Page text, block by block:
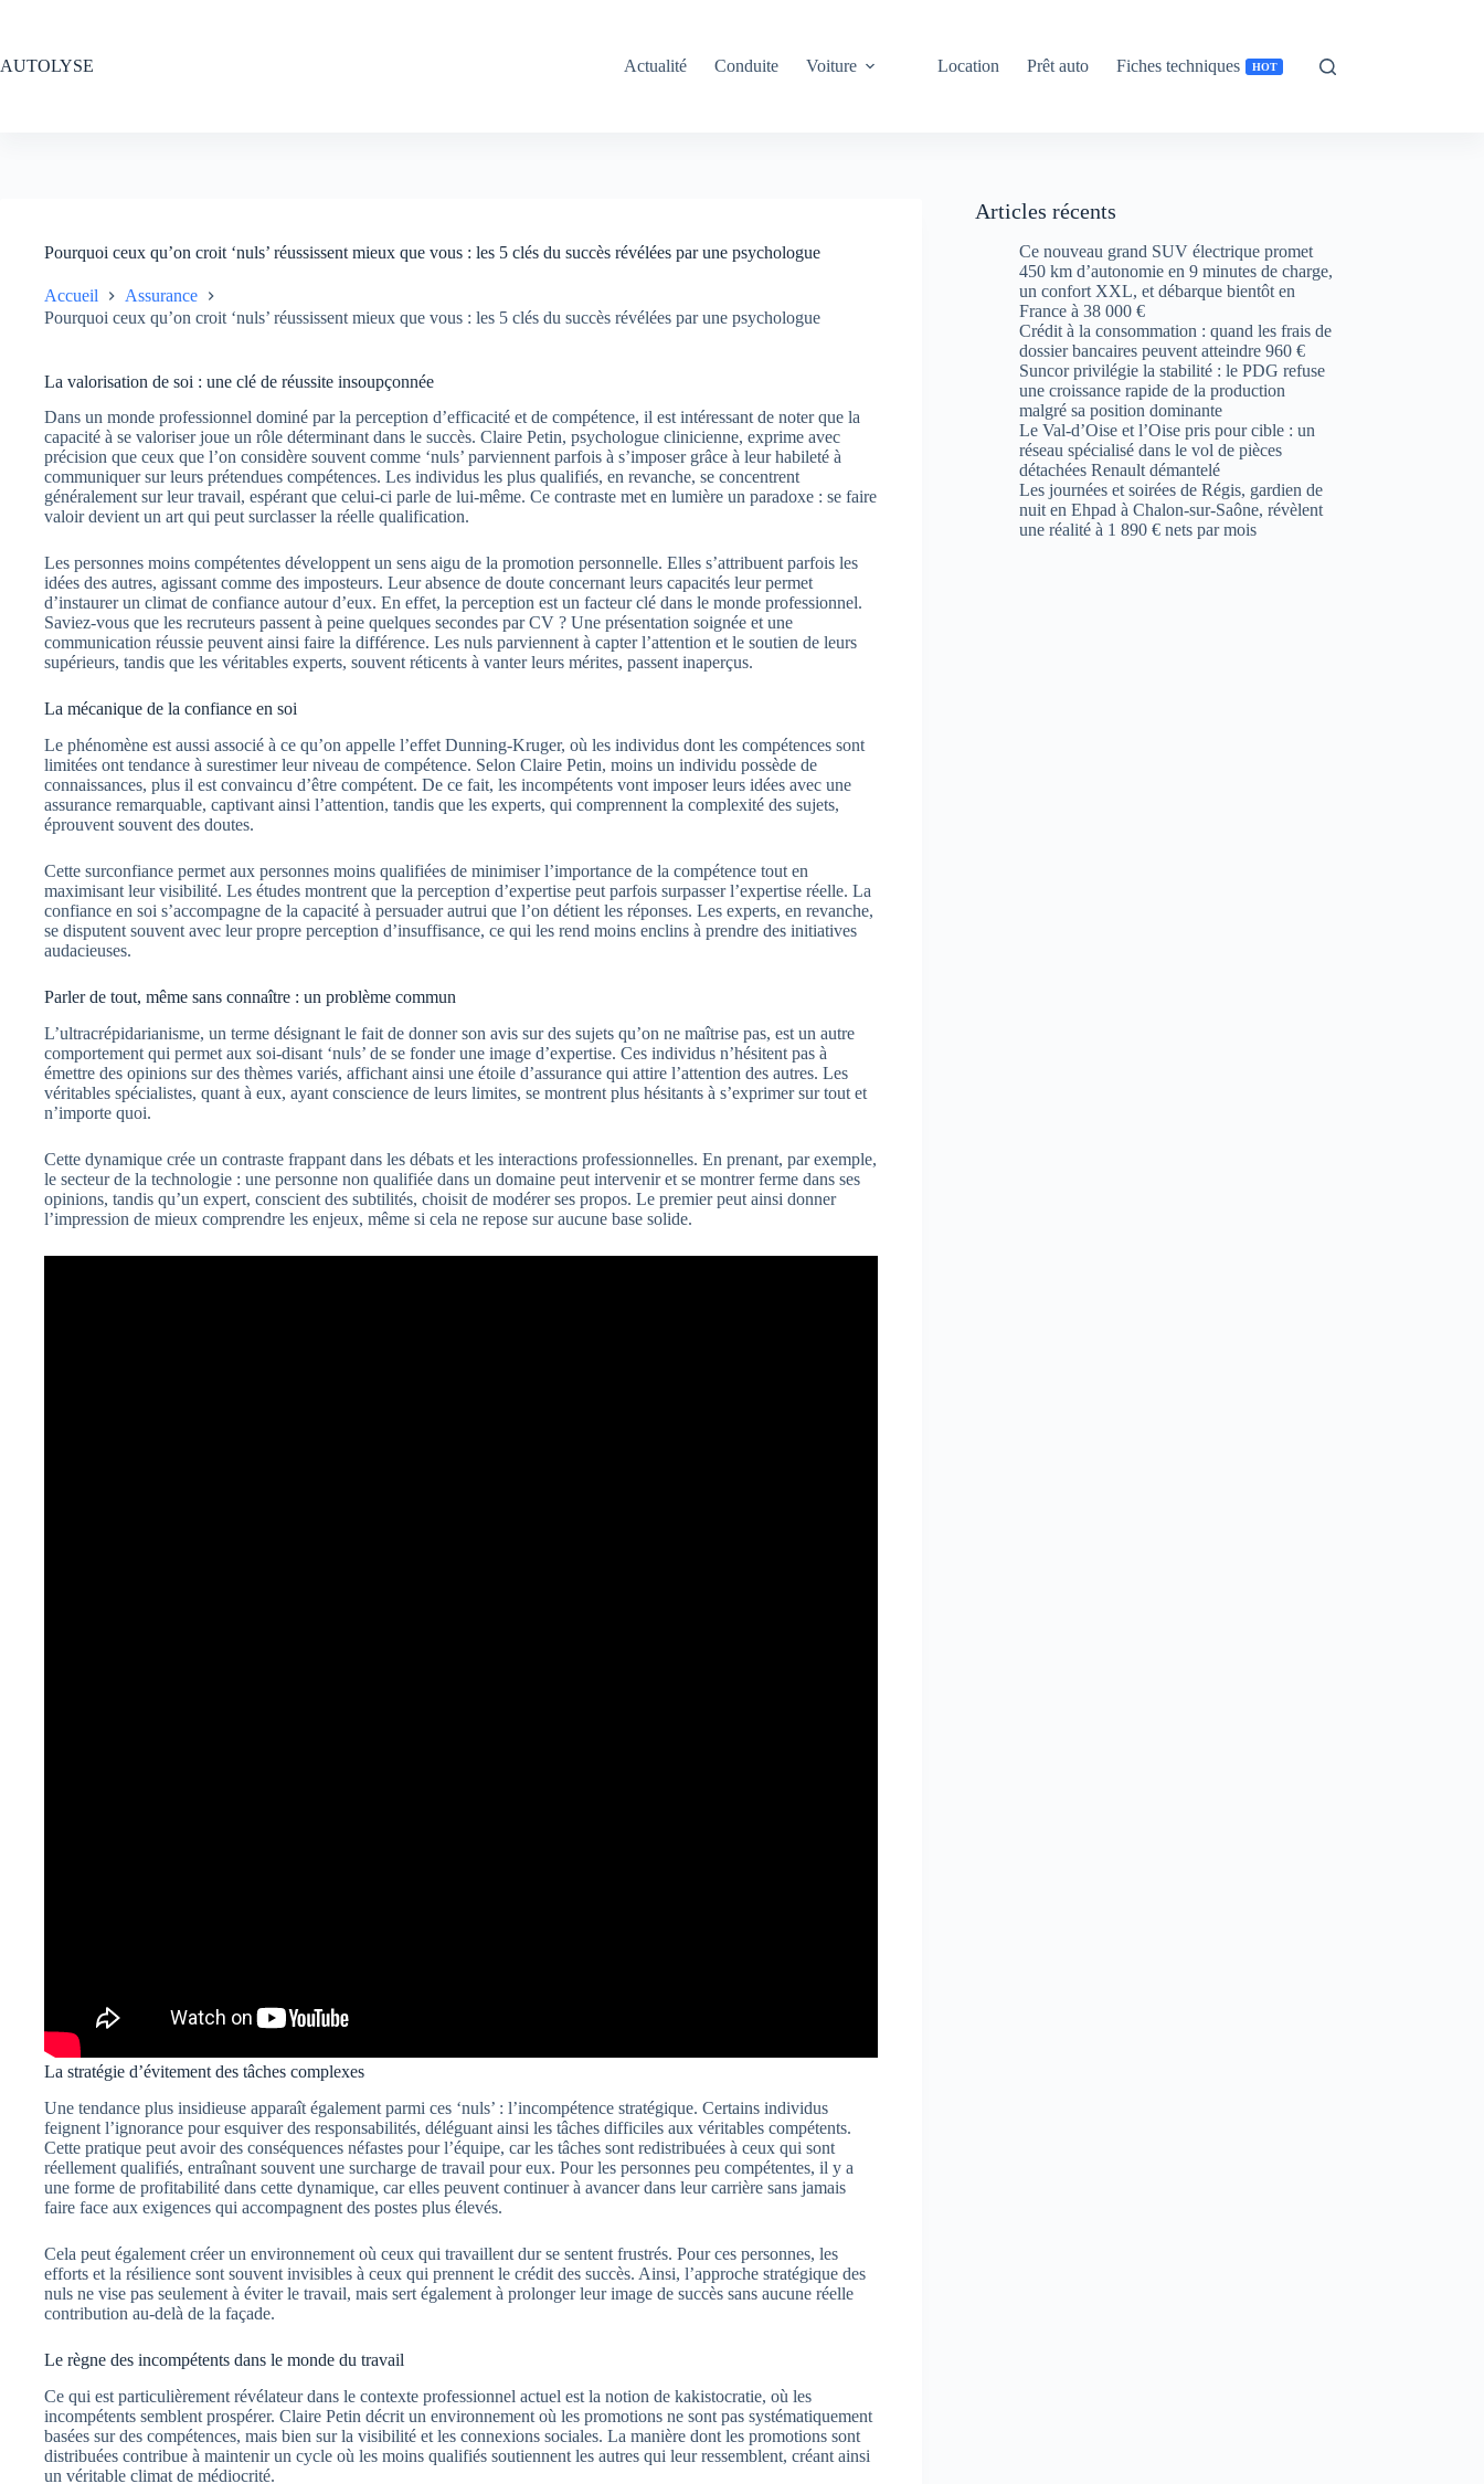
AUTOLYSE
Actualité Conduite Voiture Location Prêt auto Fiches techniques HOT
Pourquoi ceux qu’on croit ‘nuls’ réussissent mieux que vous : les 5 clés du succès révélées par une psychologue
Accueil
Assurance
Pourquoi ceux qu’on croit ‘nuls’ réussissent mieux que vous : les 5 clés du succès révélées par une psychologue
La valorisation de soi : une clé de réussite insoupçonnée
Dans un monde professionnel dominé par la perception d’efficacité et de compétence, il est intéressant de noter que la
capacité à se valoriser joue un rôle déterminant dans le succès. Claire Petin, psychologue clinicienne, exprime avec
précision que ceux que l’on considère souvent comme ‘nuls’ parviennent parfois à s’imposer grâce à leur habileté à
communiquer sur leurs prétendues compétences. Les individus les plus qualifiés, en revanche, se concentrent
généralement sur leur travail, espérant que celui-ci parle de lui-même. Ce contraste met en lumière un paradoxe : se faire
valoir devient un art qui peut surclasser la réelle qualification.
Les personnes moins compétentes développent un sens aigu de la promotion personnelle. Elles s’attribuent parfois les
idées des autres, agissant comme des imposteurs. Leur absence de doute concernant leurs capacités leur permet
d’instaurer un climat de confiance autour d’eux. En effet, la perception est un facteur clé dans le monde professionnel.
Saviez-vous que les recruteurs passent à peine quelques secondes par CV ? Une présentation soignée et une
communication réussie peuvent ainsi faire la différence. Les nuls parviennent à capter l’attention et le soutien de leurs
supérieurs, tandis que les véritables experts, souvent réticents à vanter leurs mérites, passent inaperçus.
La mécanique de la confiance en soi
Le phénomène est aussi associé à ce qu’on appelle l’effet Dunning-Kruger, où les individus dont les compétences sont
limitées ont tendance à surestimer leur niveau de compétence. Selon Claire Petin, moins un individu possède de
connaissances, plus il est convaincu d’être compétent. De ce fait, les incompétents vont imposer leurs idées avec une
assurance remarquable, captivant ainsi l’attention, tandis que les experts, qui comprennent la complexité des sujets,
éprouvent souvent des doutes.
Cette surconfiance permet aux personnes moins qualifiées de minimiser l’importance de la compétence tout en
maximisant leur visibilité. Les études montrent que la perception d’expertise peut parfois surpasser l’expertise réelle. La
confiance en soi s’accompagne de la capacité à persuader autrui que l’on détient les réponses. Les experts, en revanche,
se disputent souvent avec leur propre perception d’insuffisance, ce qui les rend moins enclins à prendre des initiatives
audacieuses.
Parler de tout, même sans connaître : un problème commun
L’ultracrépidarianisme, un terme désignant le fait de donner son avis sur des sujets qu’on ne maîtrise pas, est un autre
comportement qui permet aux soi-disant ‘nuls’ de se fonder une image d’expertise. Ces individus n’hésitent pas à
émettre des opinions sur des thèmes variés, affichant ainsi une étoile d’assurance qui attire l’attention des autres. Les
véritables spécialistes, quant à eux, ayant conscience de leurs limites, se montrent plus hésitants à s’exprimer sur tout et
n’importe quoi.
Cette dynamique crée un contraste frappant dans les débats et les interactions professionnelles. En prenant, par exemple,
le secteur de la technologie : une personne non qualifiée dans un domaine peut intervenir et se montrer ferme dans ses
opinions, tandis qu’un expert, conscient des subtilités, choisit de modérer ses propos. Le premier peut ainsi donner
l’impression de mieux comprendre les enjeux, même si cela ne repose sur aucune base solide.
La stratégie d’évitement des tâches complexes
Une tendance plus insidieuse apparaît également parmi ces ‘nuls’ : l’incompétence stratégique. Certains individus
feignent l’ignorance pour esquiver des responsabilités, déléguant ainsi les tâches difficiles aux véritables compétents.
Cette pratique peut avoir des conséquences néfastes pour l’équipe, car les tâches sont redistribuées à ceux qui sont
réellement qualifiés, entraînant souvent une surcharge de travail pour eux. Pour les personnes peu compétentes, il y a
une forme de profitabilité dans cette dynamique, car elles peuvent continuer à avancer dans leur carrière sans jamais
faire face aux exigences qui accompagnent des postes plus élevés.
Cela peut également créer un environnement où ceux qui travaillent dur se sentent frustrés. Pour ces personnes, les
efforts et la résilience sont souvent invisibles à ceux qui prennent le crédit des succès. Ainsi, l’approche stratégique des
nuls ne vise pas seulement à éviter le travail, mais sert également à prolonger leur image de succès sans aucune réelle
contribution au-delà de la façade.
Le règne des incompétents dans le monde du travail
Ce qui est particulièrement révélateur dans le contexte professionnel actuel est la notion de kakistocratie, où les
incompétents semblent prospérer. Claire Petin décrit un environnement où les promotions ne sont pas systématiquement
basées sur des compétences, mais bien sur la visibilité et les connexions sociales. La manière dont les promotions sont
distribuées contribue à maintenir un cycle où les moins qualifiés soutiennent les autres qui leur ressemblent, créant ainsi
un véritable climat de médiocrité.
Articles récents
Ce nouveau grand SUV électrique promet
450 km d’autonomie en 9 minutes de charge,
un confort XXL, et débarque bientôt en
France à 38 000 €
Crédit à la consommation : quand les frais de
dossier bancaires peuvent atteindre 960 €
Suncor privilégie la stabilité : le PDG refuse
une croissance rapide de la production
malgré sa position dominante
Le Val-d’Oise et l’Oise pris pour cible : un
réseau spécialisé dans le vol de pièces
détachées Renault démantelé
Les journées et soirées de Régis, gardien de
nuit en Ehpad à Chalon-sur-Saône, révèlent
une réalité à 1 890 € nets par mois